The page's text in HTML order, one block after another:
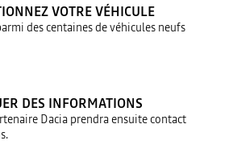
VOTRE VÉHICULE
des centaines de véhicules neufs
DES INFORMATIONS
Dacia prendra ensuite contact